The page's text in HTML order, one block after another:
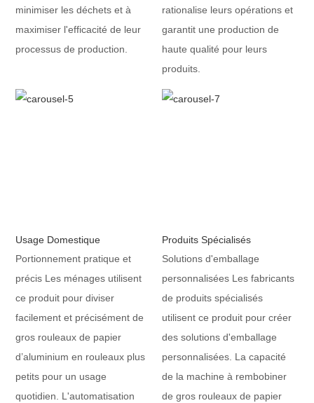
minimiser les déchets et à
maximiser l'efficacité de leur
processus de production.
rationalise leurs opérations et
garantit une production de
haute qualité pour leurs
produits.
Usage Domestique
Portionnement pratique et
précis Les ménages utilisent
ce produit pour diviser
facilement et précisément de
gros rouleaux de papier
d’aluminium en rouleaux plus
petits pour un usage
quotidien. L'automatisation
Produits Spécialisés
Solutions d'emballage
personnalisées Les fabricants
de produits spécialisés
utilisent ce produit pour créer
des solutions d'emballage
personnalisées. La capacité
de la machine à rembobiner
de gros rouleaux de papier